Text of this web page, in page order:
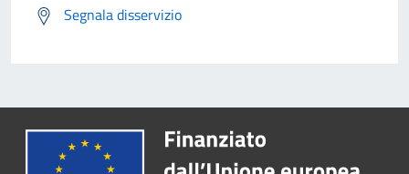
Segnala disservizio